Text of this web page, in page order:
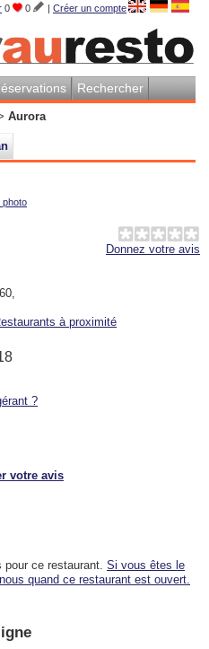
0 0 | Créer un compte
Rechercher
Aurora
photo
Donnez votre avis
à proximité
?
votre avis
ce restaurant. Si vous êtes le
quand ce restaurant est ouvert.